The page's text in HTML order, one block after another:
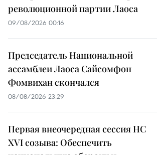
революционной партии Лаоса
09/08/2026 00:16
Председатель Национальной
ассамблеи Лаоса Сайсомфон
Фомвихан скончался
08/08/2026 23:29
Первая внеочередная сессия НС
XVI созыва: Обеспечить